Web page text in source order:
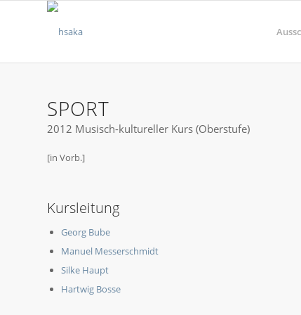
SPORT
2012 Musisch-kultureller Kurs (Oberstufe)
[in Vorb.]
Kursleitung
Georg Bube
Manuel Messerschmidt
Silke Haupt
Hartwig Bosse